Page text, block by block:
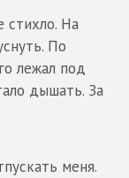
стихло. На
По
лежал под
дышать. За
меня.